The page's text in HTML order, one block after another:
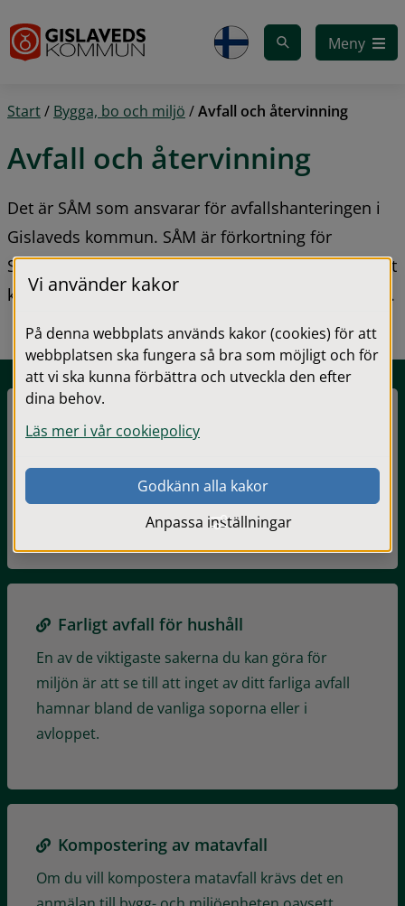
Meny
Start/ Bygga, bo och miljö /Avfall och återvinning
Avfall och återvinning
Det är SÅM som ansvarar för avfallshanteringen i
Gislaveds kommun. SÅM är förkortning för
Samverkan Återvinning Miljö och är ett gemensamt
kommunalförbund för de fyra GGVV-kommunerna.
Avgifter och regler, abonnemang
hantering av hushållsavfall och slam- och
latrintömning i kommunen.
Farligt avfall för hushåll
En av de viktigaste sakerna du kan göra för
miljön är att se till att inget av ditt farliga avfall
hamnar bland de vanliga soporna eller i
avloppet.
Kompostering av matavfall
Om du vill kompostera matavfall krävs det en
Vi använder kakor
På denna webbplats används kakor (cookies) för att
webbplatsen ska fungera så bra som möjligt och för
att vi ska kunna förbättra och utveckla den efter
dina behov.
Läs mer i vår cookiepolicy
Godkänn alla kakor
Anpassa inställningar